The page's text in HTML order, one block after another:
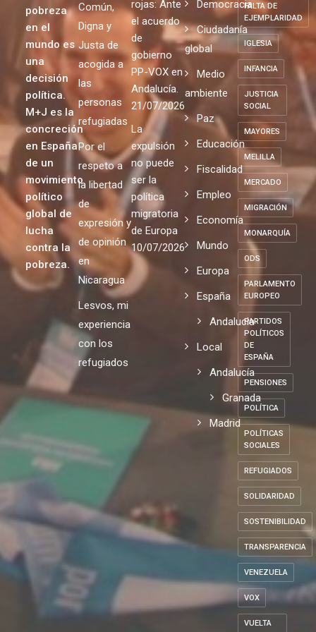
y creemos
que el fin
de la
pobreza
en el
mundo es
una
decisión
política.
M+J es la
concreción
en España
de un
movimiento
político
global de
lucha
contra la
Política
Europea
Común,
Digna y
Justa de
acogida a
las
personas
refugiadas
respeto a
la libertad
de
expresión y
de opinión
en
Nicaragua
Lesvos, mi
experiencia
refugiados
puentes y
las líneas
rojas: Ante
el acuerdo
de
gobierno
PP-VOX en
Andalucía.
21/07/2026
La
expulsión
no puede
ser la
política
migratoria
de Europa
10/07/2026
Migrantes
Democracia
Ciudadanía
global
Medio
ambiente
Paz
Educación
Fiscalidad
Empleo
Economía
Mundo
Europa
España
Andalucia
Local
Andalucía
Granada
AGRARIO
ESPAÑA
FALTA DE
EJEMPLARIDAD
IGLESIA
INFANCIA
JUSTICIA
SOCIAL
MAYORES
MELILLA
MERCADO
MIGRACIÓN
MONARQUÍA
ODS
PARLAMENTO
EUROPEO
PARTIDOS
POLÍTICOS
DE
ESPAÑA
PENSIONES
POLÍTICA
POLÍTICAS
SOCIALES
REFUGIADOS
SOLIDARIDAD
SOSTENIBILIDAD
TRANSPARENCIA
VENEZUELA